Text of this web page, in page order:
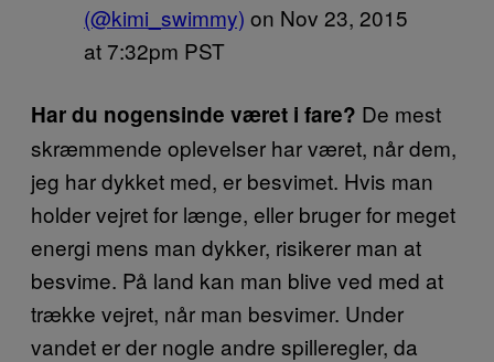
(@kimi_swimmy) on Nov 23, 2015
at 7:32pm PST
Har du nogensinde været i fare? De mest
skræmmende oplevelser har været, når dem,
jeg har dykket med, er besvimet. Hvis man
holder vejret for længe, eller bruger for meget
energi mens man dykker, risikerer man at
besvime. På land kan man blive ved med at
trække vejret, når man besvimer. Under
vandet er der nogle andre spilleregler, da